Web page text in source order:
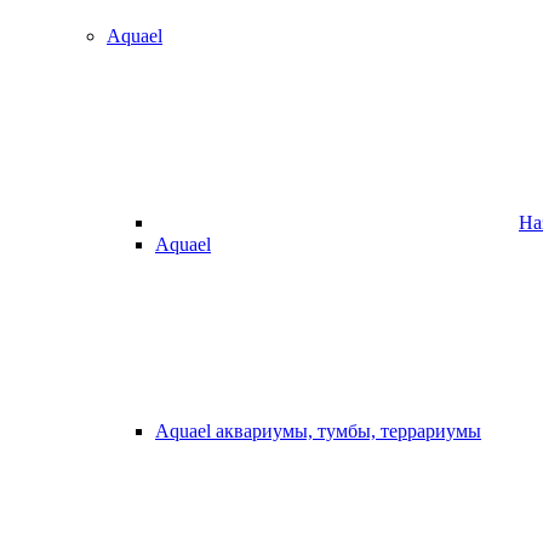
Aquael
Aquael
Aquael аквариумы, тумбы, террариумы